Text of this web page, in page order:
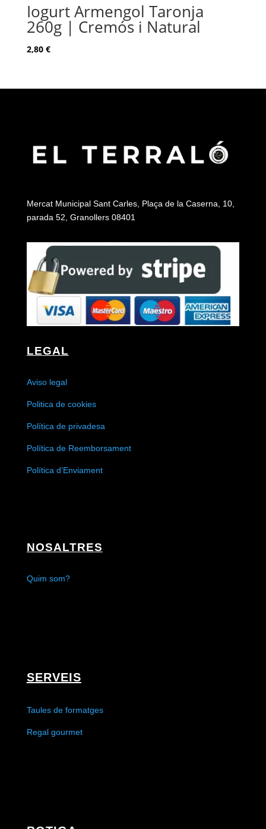
Iogurt Armengol Taronja
260g | Cremós i Natural
2,80 €
Mercat Municipal Sant Carles, Plaça de la Caserna, 10,
parada 52, Granollers 08401
LEGAL
Aviso legal
Politica de cookies
Política de privadesa
Política de Reemborsament
Política d’Enviament
NOSALTRES
Quim som?
SERVEIS
Taules de formatges
Regal gourmet